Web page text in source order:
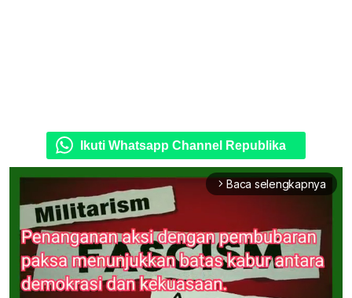
Ikuti Whatsapp Channel Republika
arrow_forward_ios Baca selengkapnya